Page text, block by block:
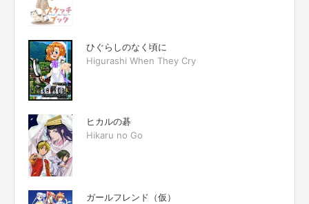
ひぐらしのなく頃に
Higurashi When They Cry
ヒカルの碁
Hikaru no Go
ガールフレンド（仮）